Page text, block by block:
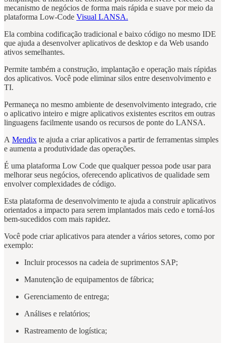
mecanismo de negócios de forma mais rápida e suave por meio da
plataforma Low-Code Visual LANSA.
Ela combina codificação tradicional e baixo código no mesmo IDE
que ajuda a desenvolver aplicativos de desktop e da Web usando
ativos semelhantes.
Permite também a construção, implantação e operação mais rápidas
dos aplicativos. Você pode eliminar silos entre desenvolvimento e
TI.
Permaneça no mesmo ambiente de desenvolvimento integrado, crie
o aplicativo inteiro e migre aplicativos existentes escritos em outras
linguagens facilmente usando os recursos de ponte do LANSA.
A Mendix te ajuda a criar aplicativos a partir de ferramentas simples
e aumenta a produtividade das operações.
É uma plataforma Low Code que qualquer pessoa pode usar para
melhorar seus negócios, oferecendo aplicativos de qualidade sem
envolver complexidades de código.
Esta plataforma de desenvolvimento te ajuda a construir aplicativos
orientados a impacto para serem implantados mais cedo e torná-los
bem-sucedidos com mais rapidez.
Você pode criar aplicativos para atender a vários setores, como por
exemplo:
Incluir processos na cadeia de suprimentos SAP;
Manutenção de equipamentos de fábrica;
Gerenciamento de entrega;
Análises e relatórios;
Rastreamento de logística;